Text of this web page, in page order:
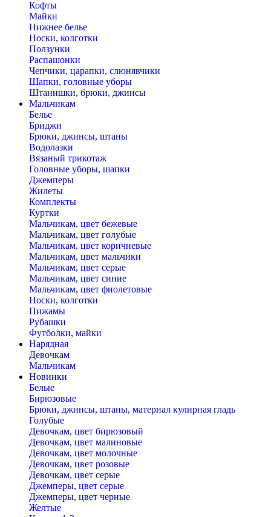
Кофты
Майки
Нижнее белье
Носки, колготки
Ползунки
Распашонки
Чепчики, царапки, слюнявчики
Шапки, головные уборы
Штанишки, брюки, джинсы
Мальчикам
Белье
Бриджи
Брюки, джинсы, штаны
Водолазки
Вязаный трикотаж
Головные уборы, шапки
Джемперы
Жилеты
Комплекты
Куртки
Мальчикам, цвет бежевые
Мальчикам, цвет голубые
Мальчикам, цвет коричневые
Мальчикам, цвет мальчики
Мальчикам, цвет серые
Мальчикам, цвет синие
Мальчикам, цвет фиолетовые
Носки, колготки
Пижамы
Рубашки
Футболки, майки
Нарядная
Девочкам
Мальчикам
Новинки
Белые
Бирюзовые
Брюки, джинсы, штаны, материал кулирная гладь
Голубые
Девочкам, цвет бирюзовый
Девочкам, цвет малиновые
Девочкам, цвет молочные
Девочкам, цвет розовые
Девочкам, цвет серые
Джемперы, цвет серые
Джемперы, цвет черные
Желтые